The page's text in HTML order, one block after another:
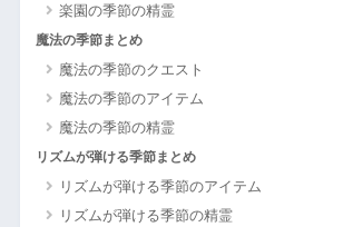
楽園の季節の精霊
魔法の季節まとめ
魔法の季節のクエスト
魔法の季節のアイテム
魔法の季節の精霊
リズムが弾ける季節まとめ
リズムが弾ける季節のアイテム
リズムが弾ける季節の精霊